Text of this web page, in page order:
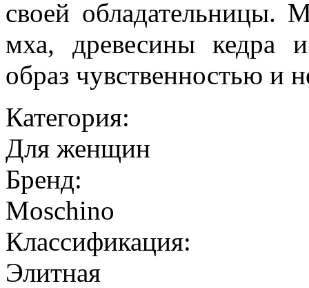
своей обладательницы.
мха, древесины кедра
образ чувственностью
Категория:
Для женщин
Бренд:
Moschino
Классификация:
Элитная